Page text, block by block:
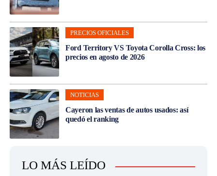
PRECIOS OFICIALES
Ford Territory VS Toyota Corolla Cross: los
precios en agosto de 2026
NOTICIAS
Cayeron las ventas de autos usados: así
quedó el ranking
LO MÁS LEÍDO